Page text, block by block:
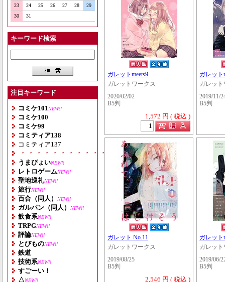
23
24 25 26 27 28
29
30
31
キーワード検索
注目キーワード
コミケ101 NEW!!
コミケ100
コミケ99
コミティア138
コミティア137
・・・・・・・・・・・・・・・・・・・
うまぴょいNEW!!
レトロゲームNEW!!
聖地巡礼NEW!!
旅行NEW!!
百合（同人） NEW!!
ガルパン（同人） NEW!!
飲食系NEW!!
TRPGNEW!!
評論NEW!!
とびものNEW!!
鉄道
技術系NEW!!
すごーい！
△NEW!!
ガレットmeets9
ガレットワークス
2020/02/02
B5判
1,572 円 ( 税込 )
ガレット
ガレッ
2019/11/
B5判
ガレット No.11
ガレットワークス
2019/08/25
B5判
2,546 円 ( 税込 )
ガレット
ガレッ
2019/06/
B5判